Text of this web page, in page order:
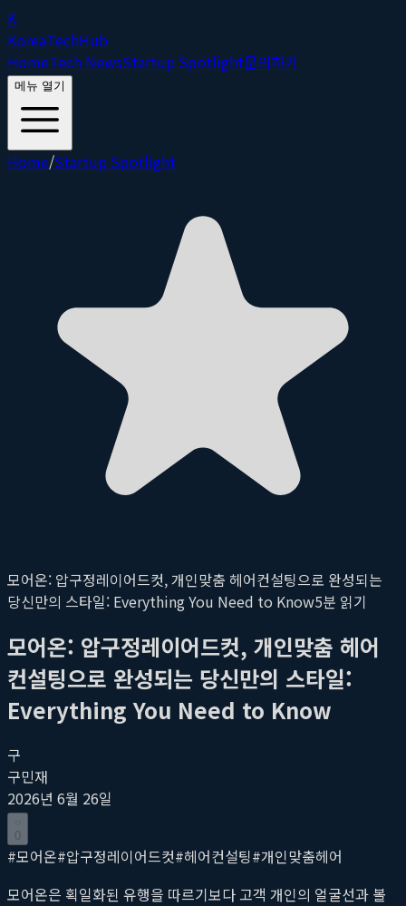
K
KoreaTechHub
HomeTech NewsStartup Spotlight문의하기
메뉴 열기
Home/Startup Spotlight
모어온: 압구정레이어드컷, 개인맞춤 헤어컨설팅으로 완성되는
당신만의 스타일: Everything You Need to Know5분 읽기
모어온: 압구정레이어드컷, 개인맞춤 헤어
컨설팅으로 완성되는 당신만의 스타일:
Everything You Need to Know
구
구민재
2026년 6월 26일
0
#모어온#압구정레이어드컷#헤어컨설팅#개인맞춤헤어
모어온은 획일화된 유행을 따르기보다 고객 개인의 얼굴선과 볼